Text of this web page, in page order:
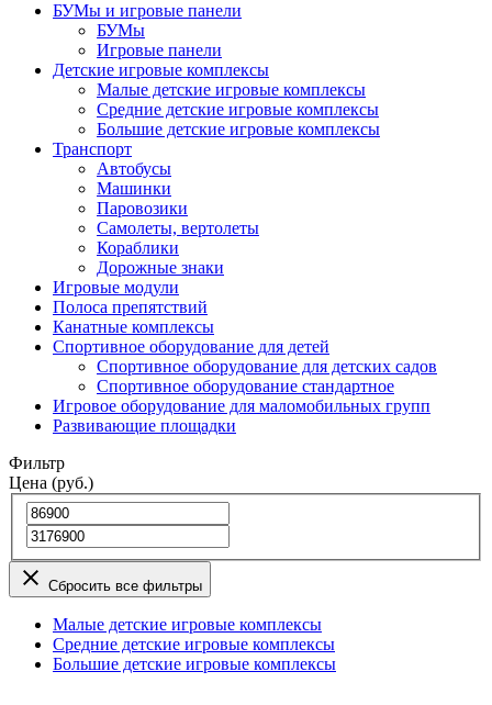
БУМы и игровые панели
БУМы
Игровые панели
Детские игровые комплексы
Малые детские игровые комплексы
Средние детские игровые комплексы
Большие детские игровые комплексы
Транспорт
Автобусы
Машинки
Паровозики
Самолеты, вертолеты
Кораблики
Дорожные знаки
Игровые модули
Полоса препятствий
Канатные комплексы
Спортивное оборудование для детей
Спортивное оборудование для детских садов
Спортивное оборудование стандартное
Игровое оборудование для маломобильных групп
Развивающие площадки
Фильтр
Цена (руб.)
Сбросить все фильтры
Малые детские игровые комплексы
Средние детские игровые комплексы
Большие детские игровые комплексы